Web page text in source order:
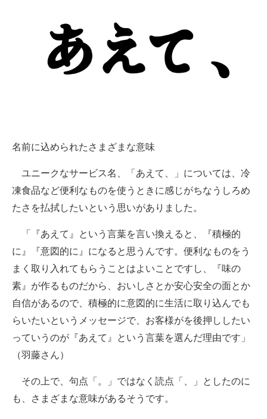
名前に込められたさまざまな意味
ユニークなサービス名、「あえて、」については、冷
凍食品など便利なものを使うときに感じがちなうしろめ
たさを払拭したいという思いがありました。
「『あえて』という言葉を言い換えると、『積極的
に』『意図的に』になると思うんです。便利なものをう
まく取り入れてもらうことはよいことですし、『味の
素』が作るものだから、おいしさとか安心安全の面とか
自信があるので、積極的に意図的に生活に取り込んでも
らいたいというメッセージで、お客様がを後押ししたい
っていうのが『あえて』という言葉を選んだ理由です」
（羽藤さん）
その上で、句点「。」ではなく読点「、」としたのに
も、さまざまな意味があるそうです。